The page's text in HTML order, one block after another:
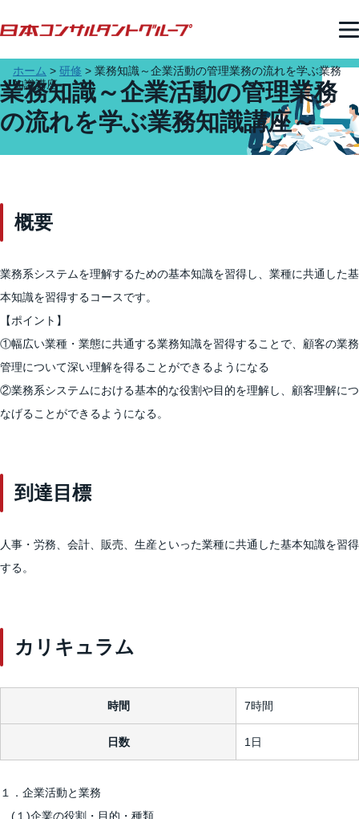
ホーム > 研修 > 業務知識～企業活動の管理業務の流れを学ぶ業務
知識講座～ ​
業務知識～企業活動の管理業務
の流れを学ぶ業務知識講座～ ​
概要
業務系システムを理解するための基本知識を習得し、業種に共通した基
本知識を習得するコースです。
【ポイント】
①幅広い業種・業態に共通する業務知識を習得することで、顧客の業務
管理について深い理解を得ることができるようになる
②業務系システムにおける基本的な役割や目的を理解し、顧客理解につ
なげることができるようになる。
到達目標
人事・労務、会計、販売、生産といった業種に共通した基本知識を習得
する。
カリキュラム
時間 7時間
日数 1日
１．企業活動と業務
(１)企業の役割・目的・種類